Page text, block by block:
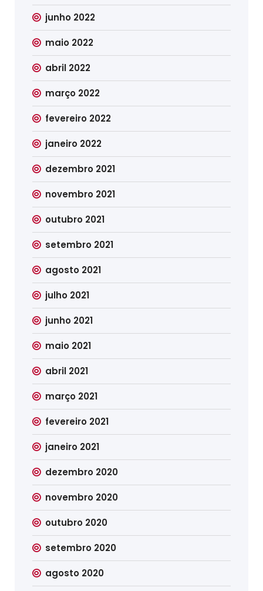
junho 2022
maio 2022
abril 2022
março 2022
fevereiro 2022
janeiro 2022
dezembro 2021
novembro 2021
outubro 2021
setembro 2021
agosto 2021
julho 2021
junho 2021
maio 2021
abril 2021
março 2021
fevereiro 2021
janeiro 2021
dezembro 2020
novembro 2020
outubro 2020
setembro 2020
agosto 2020